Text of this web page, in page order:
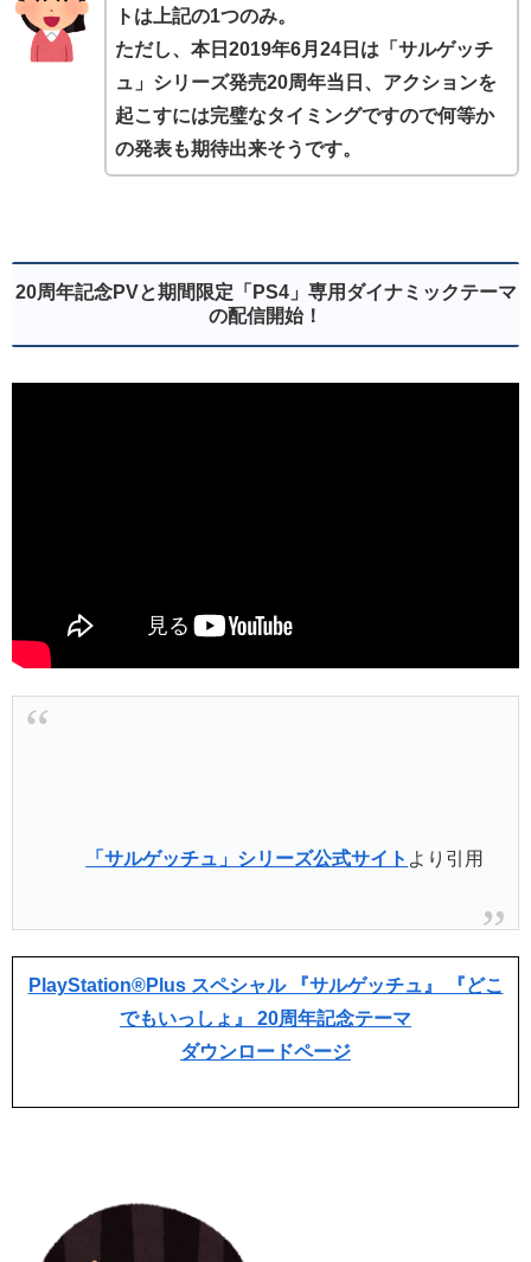
トは上記の1つのみ。
ただし、本日2019年6月24日は「サルゲッチ
ュ」シリーズ発売20周年当日、 アクションを
起こすには完璧なタイミングですので何等か
の発表も期待出来そうです。
20周年記念PVと期間限定「PS4」専用ダイナミックテーマ
の配信開始！
「サルゲッチュ」シリーズ公式サイト より引用
PlayStation®Plus スペシャル 『サルゲッチュ』 『どこ
でもいっしょ』 20周年記念テーマ
ダウンロードページ